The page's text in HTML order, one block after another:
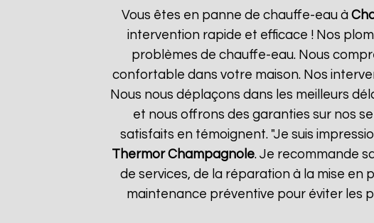
Vous êtes en panne de chauffe-eau à
intervention rapide et efficace ! Nos
problèmes de chauffe-eau. Nous
confortable dans votre maison. Nos
Nous nous déplaçons dans les meilleurs
et nous offrons des garanties sur nos
satisfaits en témoignent. "Je suis
Thermor Champagnole. Je recommande
de services, de la réparation à la mise en
maintenance préventive pour éviter les